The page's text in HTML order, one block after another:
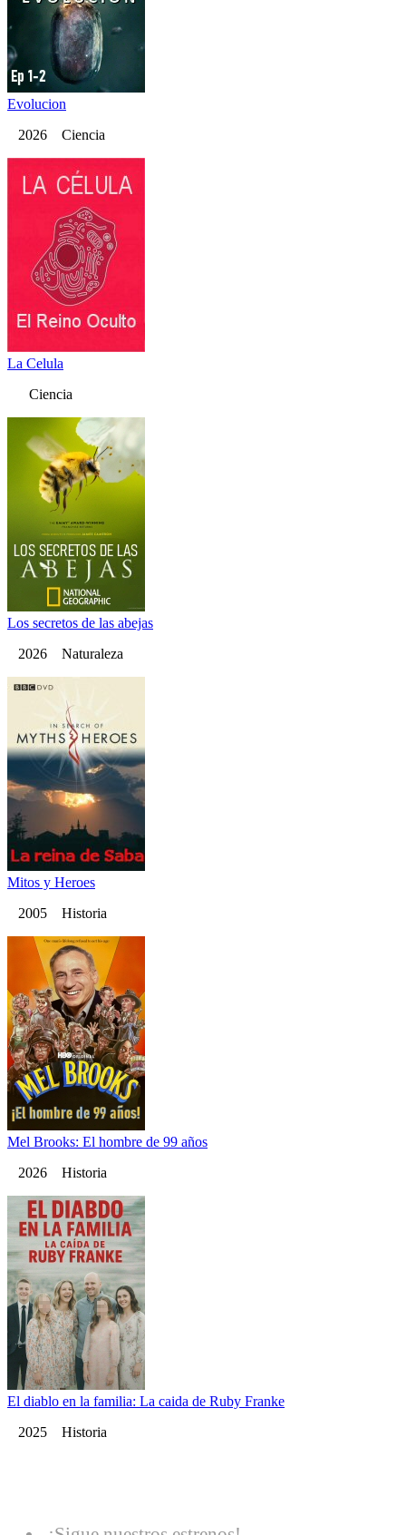
Evolucion
2026 Ciencia
La Celula
Ciencia
Los secretos de las abejas
2026 Naturaleza
Mitos y Heroes
2005 Historia
Mel Brooks: El hombre de 99 años
2026 Historia
El diablo en la familia: La caida de Ruby Franke
2025 Historia